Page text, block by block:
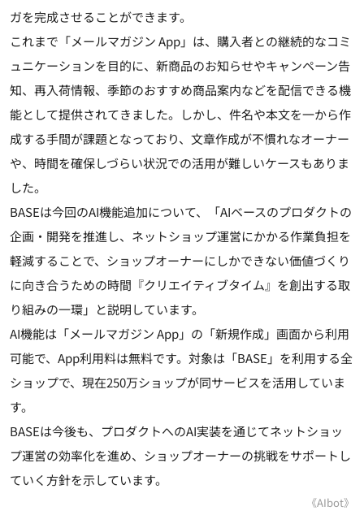
ガを完成させることができます。
これまで「メールマガジン App」は、購入者との継続的なコミ
ュニケーションを目的に、新商品のお知らせやキャンペーン告
知、再入荷情報、季節のおすすめ商品案内などを配信できる機
能として提供されてきました。しかし、件名や本文を一から作
成する手間が課題となっており、文章作成が不慣れなオーナー
や、時間を確保しづらい状況での活用が難しいケースもありま
した。
BASEは今回のAI機能追加について、「AIベースのプロダクトの
企画・開発を推進し、ネットショップ運営にかかる作業負担を
軽減することで、ショップオーナーにしかできない価値づくり
に向き合うための時間『クリエイティブタイム』を創出する取
り組みの一環」と説明しています。
AI機能は「メールマガジン App」の「新規作成」画面から利用
可能で、App利用料は無料です。対象は「BASE」を利用する全
ショップで、現在250万ショップが同サービスを活用していま
す。
BASEは今後も、プロダクトへのAI実装を通じてネットショッ
プ運営の効率化を進め、ショップオーナーの挑戦をサポートし
ていく方針を示しています。
《AIbot》